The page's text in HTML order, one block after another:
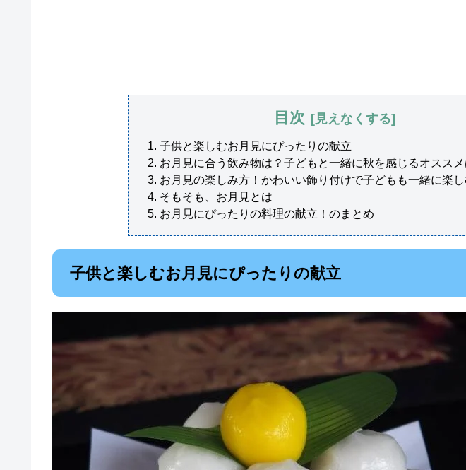
目次
子供と楽しむお月見にぴったりの献立
お月見に合う飲み物は？子どもと一緒に秋を感じるオススメ
お月見の楽しみ方！かわいい飾り付けで子どもも一緒に楽
そもそも、お月見とは
お月見にぴったりの料理の献立！のまとめ
子供と楽しむお月見にぴったりの献立